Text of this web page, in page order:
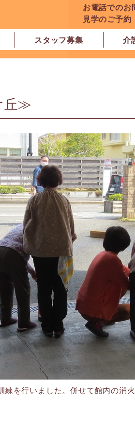
お電話でのお
見学のご予約
ぽれぽれ学園前レジデンス
ぽれぽれ登美ヶ丘
ぽれぽれ四条大路
ぽれぽれ東登美ヶ丘
ぽれぽれケアセンター青山
ぽれぽれ中和
ぽれぽれ橿原在宅支援相談
ぽれぽれケアセンター 白橿
ぽれぽれ白橿コンフォート
ぽれぽれ八木西スクエア
橿原市地域包括支援センタ
スタッフ募集 介
丘≫
を行いました。併せて館内の消